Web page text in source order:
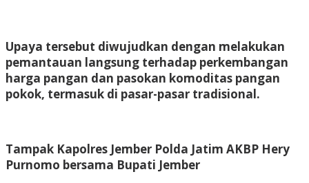
Upaya tersebut diwujudkan dengan melakukan
pemantauan langsung terhadap perkembangan
harga pangan dan pasokan komoditas pangan
pokok, termasuk di pasar-pasar tradisional.
Tampak Kapolres Jember Polda Jatim AKBP Hery
Purnomo bersama Bupati Jember